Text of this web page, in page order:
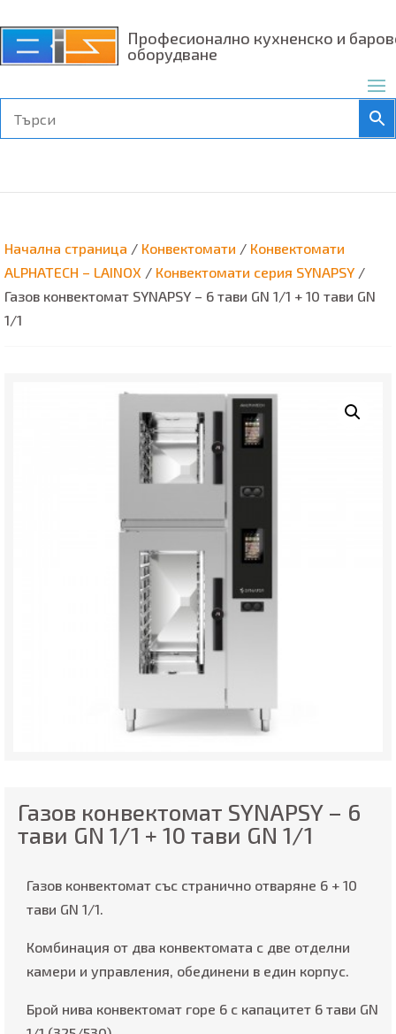
Професионално кухненско и
оборудване
Начална страница / Конвектомати / Конвектомати
ALPHATECH – LAINOX / Конвектомати серия SYNAPSY /
Газов конвектомат SYNAPSY – 6 тави GN 1/1 + 10 тави GN
1/1
Газов конвектомат SYNAPSY – 6
тави GN 1/1 + 10 тави GN 1/1
Газов конвектомат със странично отваряне 6 + 10
тави GN 1/1.
Комбинация от два конвектомата с две отделни
камери и управления, обединени в един корпус.
Брой нива конвектомат горе 6 с капацитет 6 тави GN